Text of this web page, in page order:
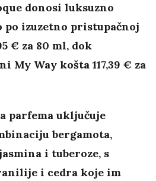
donosi luksuzno
izuzetno pristupačnoj
€ za 80 ml, dok
Way košta 117,39 € za
parfema uključuje
bergamota,
i tuberoze, s
i cedra koje im